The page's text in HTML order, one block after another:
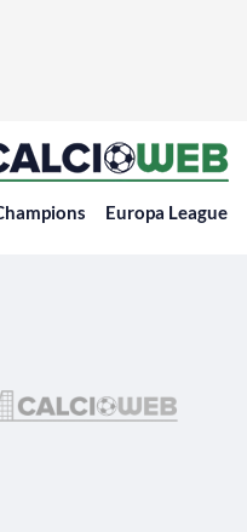
Europa League